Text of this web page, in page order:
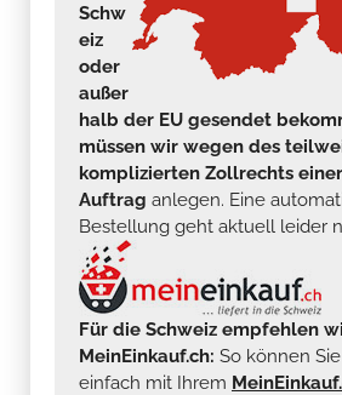
Schw
eiz
oder
außer
halb der EU gesendet
müssen wir wegen des
komplizierten Zollrechts
Auftrag anlegen. Eine
Bestellung geht aktuell leider
Für die Schweiz empfehlen
MeinEinkauf.ch: So können
einfach mit Ihrem